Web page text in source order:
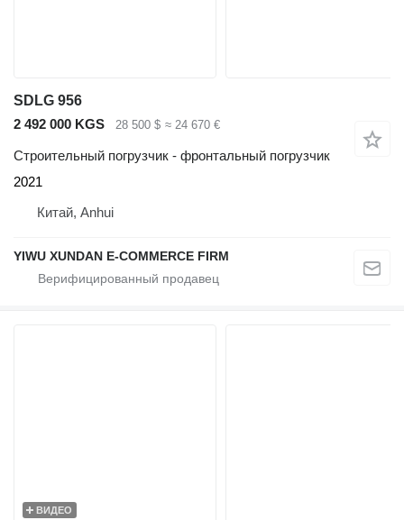
SDLG 956
2 492 000 KGS
28 500 $ ≈ 24 670 €
Строительный погрузчик - фронтальный погрузчик
2021
Китай, Anhui
YIWU XUNDAN E-COMMERCE FIRM
ВИДЕО